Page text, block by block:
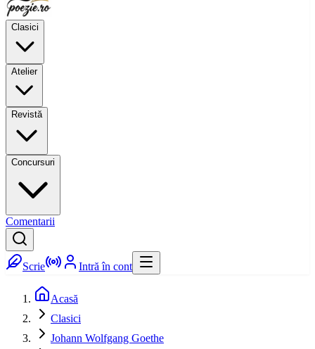
Clasici
Atelier
Revistă
Concursuri
Comentarii
Scrie Intră în cont
Acasă
Clasici
Johann Wolfgang Goethe